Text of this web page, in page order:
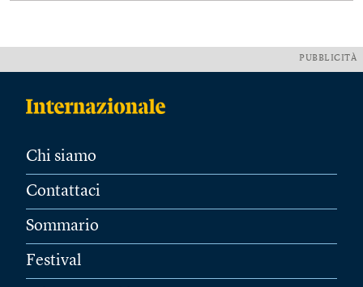
PUBBLICITÀ
Chi siamo
Contattaci
Sommario
Festival